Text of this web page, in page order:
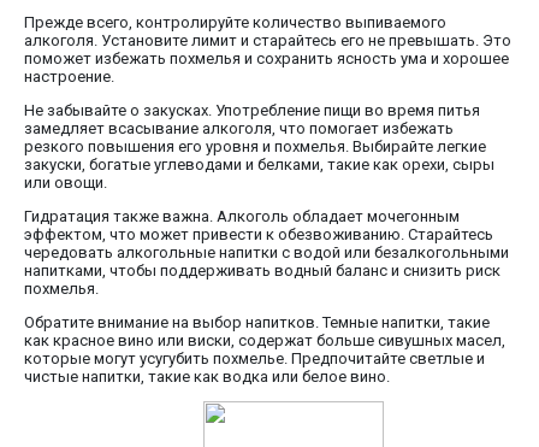
Прежде всего, контролируйте количество выпиваемого
алкоголя. Установите лимит и старайтесь его не превышать. Это
поможет избежать похмелья и сохранить ясность ума и хорошее
настроение.
Не забывайте о закусках. Употребление пищи во время питья
замедляет всасывание алкоголя, что помогает избежать
резкого повышения его уровня и похмелья. Выбирайте легкие
закуски, богатые углеводами и белками, такие как орехи, сыры
или овощи.
Гидратация также важна. Алкоголь обладает мочегонным
эффектом, что может привести к обезвоживанию. Старайтесь
чередовать алкогольные напитки с водой или безалкогольными
напитками, чтобы поддерживать водный баланс и снизить риск
похмелья.
Обратите внимание на выбор напитков. Темные напитки, такие
как красное вино или виски, содержат больше сивушных масел,
которые могут усугубить похмелье. Предпочитайте светлые и
чистые напитки, такие как водка или белое вино.